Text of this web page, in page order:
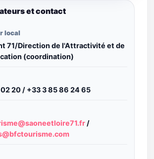
et contact
local
71/Direction de l'Attractivité et de
(coordination)
02 20 / +33 3 85 86 24 65
/